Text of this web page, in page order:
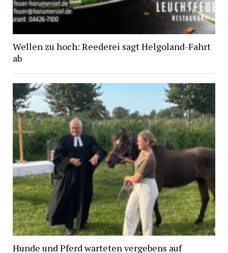
Wellen zu hoch: Reederei sagt Helgoland-Fahrt
ab
Hunde und Pferd warteten vergebens auf